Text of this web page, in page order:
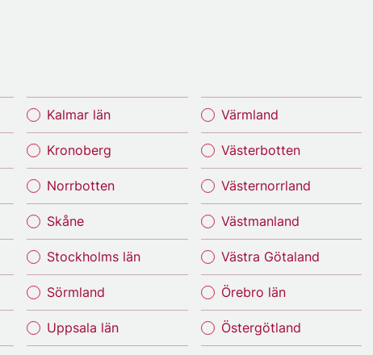
Kalmar län
Kronoberg
Norrbotten
Skåne
Stockholms län
Sörmland
Uppsala län
Värmland
Västerbotten
Västernorrland
Västmanland
Västra Götaland
Örebro län
Östergötland